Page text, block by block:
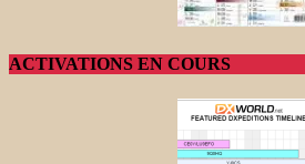
ACTIVATIONS EN COURS